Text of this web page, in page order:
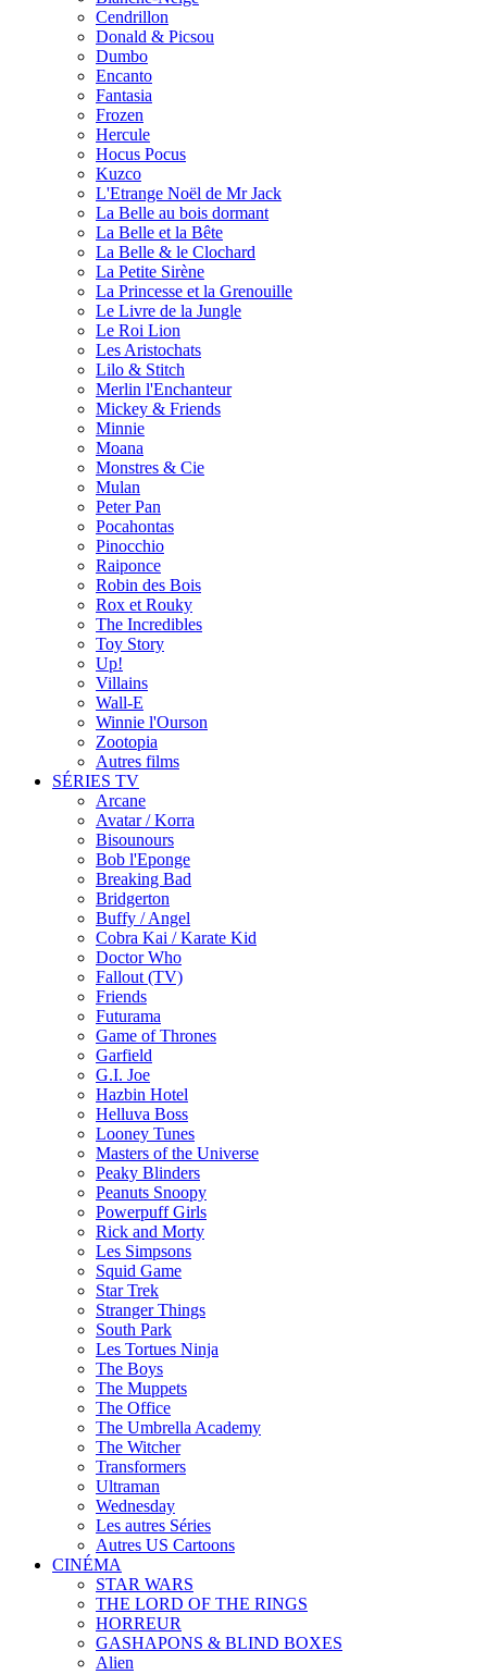
Cendrillon
Donald & Picsou
Dumbo
Encanto
Fantasia
Frozen
Hercule
Hocus Pocus
Kuzco
L'Etrange Noël de Mr Jack
La Belle au bois dormant
La Belle et la Bête
La Belle & le Clochard
La Petite Sirène
La Princesse et la Grenouille
Le Livre de la Jungle
Le Roi Lion
Les Aristochats
Lilo & Stitch
Merlin l'Enchanteur
Mickey & Friends
Minnie
Moana
Monstres & Cie
Mulan
Peter Pan
Pocahontas
Pinocchio
Raiponce
Robin des Bois
Rox et Rouky
The Incredibles
Toy Story
Up!
Villains
Wall-E
Winnie l'Ourson
Zootopia
Autres films
SÉRIES TV
Arcane
Avatar / Korra
Bisounours
Bob l'Eponge
Breaking Bad
Bridgerton
Buffy / Angel
Cobra Kai / Karate Kid
Doctor Who
Fallout (TV)
Friends
Futurama
Game of Thrones
Garfield
G.I. Joe
Hazbin Hotel
Helluva Boss
Looney Tunes
Masters of the Universe
Peaky Blinders
Peanuts Snoopy
Powerpuff Girls
Rick and Morty
Les Simpsons
Squid Game
Star Trek
Stranger Things
South Park
Les Tortues Ninja
The Boys
The Muppets
The Office
The Umbrella Academy
The Witcher
Transformers
Ultraman
Wednesday
Les autres Séries
Autres US Cartoons
CINÉMA
STAR WARS
THE LORD OF THE RINGS
HORREUR
GASHAPONS & BLIND BOXES
Alien